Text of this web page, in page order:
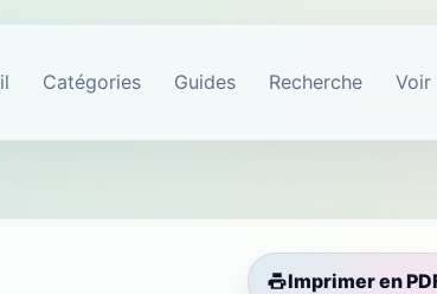
Catégories Guides Recherche Voir
Imprimer en